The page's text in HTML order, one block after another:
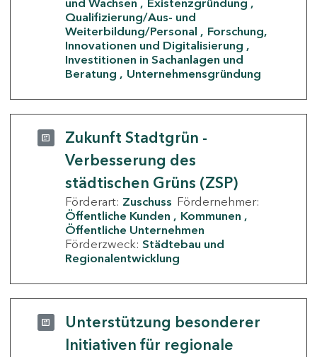
und Wachsen
Existenzgründung
Qualifizierung/Aus- und
Weiterbildung/Personal
Forschung,
Innovationen und Digitalisierung
Investitionen in Sachanlagen und
Beratung
Unternehmensgründung
Zukunft Stadtgrün -
Verbesserung des
städtischen Grüns (ZSP)
Förderart: Zuschuss Fördernehmer:
Öffentliche Kunden
Kommunen
Öffentliche Unternehmen
Förderzweck: Städtebau und
Regionalentwicklung
Unterstützung besonderer
Initiativen für regionale